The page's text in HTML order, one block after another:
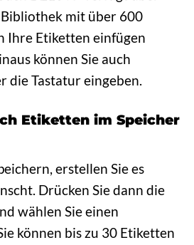
mit über 600
Ihre Etiketten einfügen
können Sie auch
die Tastatur eingeben.
Etiketten im Speicher
erstellen Sie es
Drücken Sie dann die
wählen Sie einen
können bis zu 30 Etiketten